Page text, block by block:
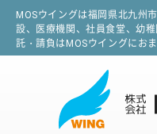
MOSウイングは福岡県北九州
設、医療機関、社員食堂、幼
託・請負はMOSウイングにお